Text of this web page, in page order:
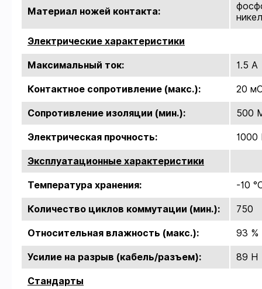
Материал ножей контакта:
Электрические характеристики
Максимальный ток: 1.5 А
Контактное сопротивление (макс.): 20
Сопротивление изоляции (мин.): 500
Электрическая прочность: 1000
Эксплуатационные характеристики
Температура хранения: -10
Количество циклов коммутации (мин.): 750
Относительная влажность (макс.): 93 %
Усилие на разрыв (кабель/разъем): 89 Н
Стандарты